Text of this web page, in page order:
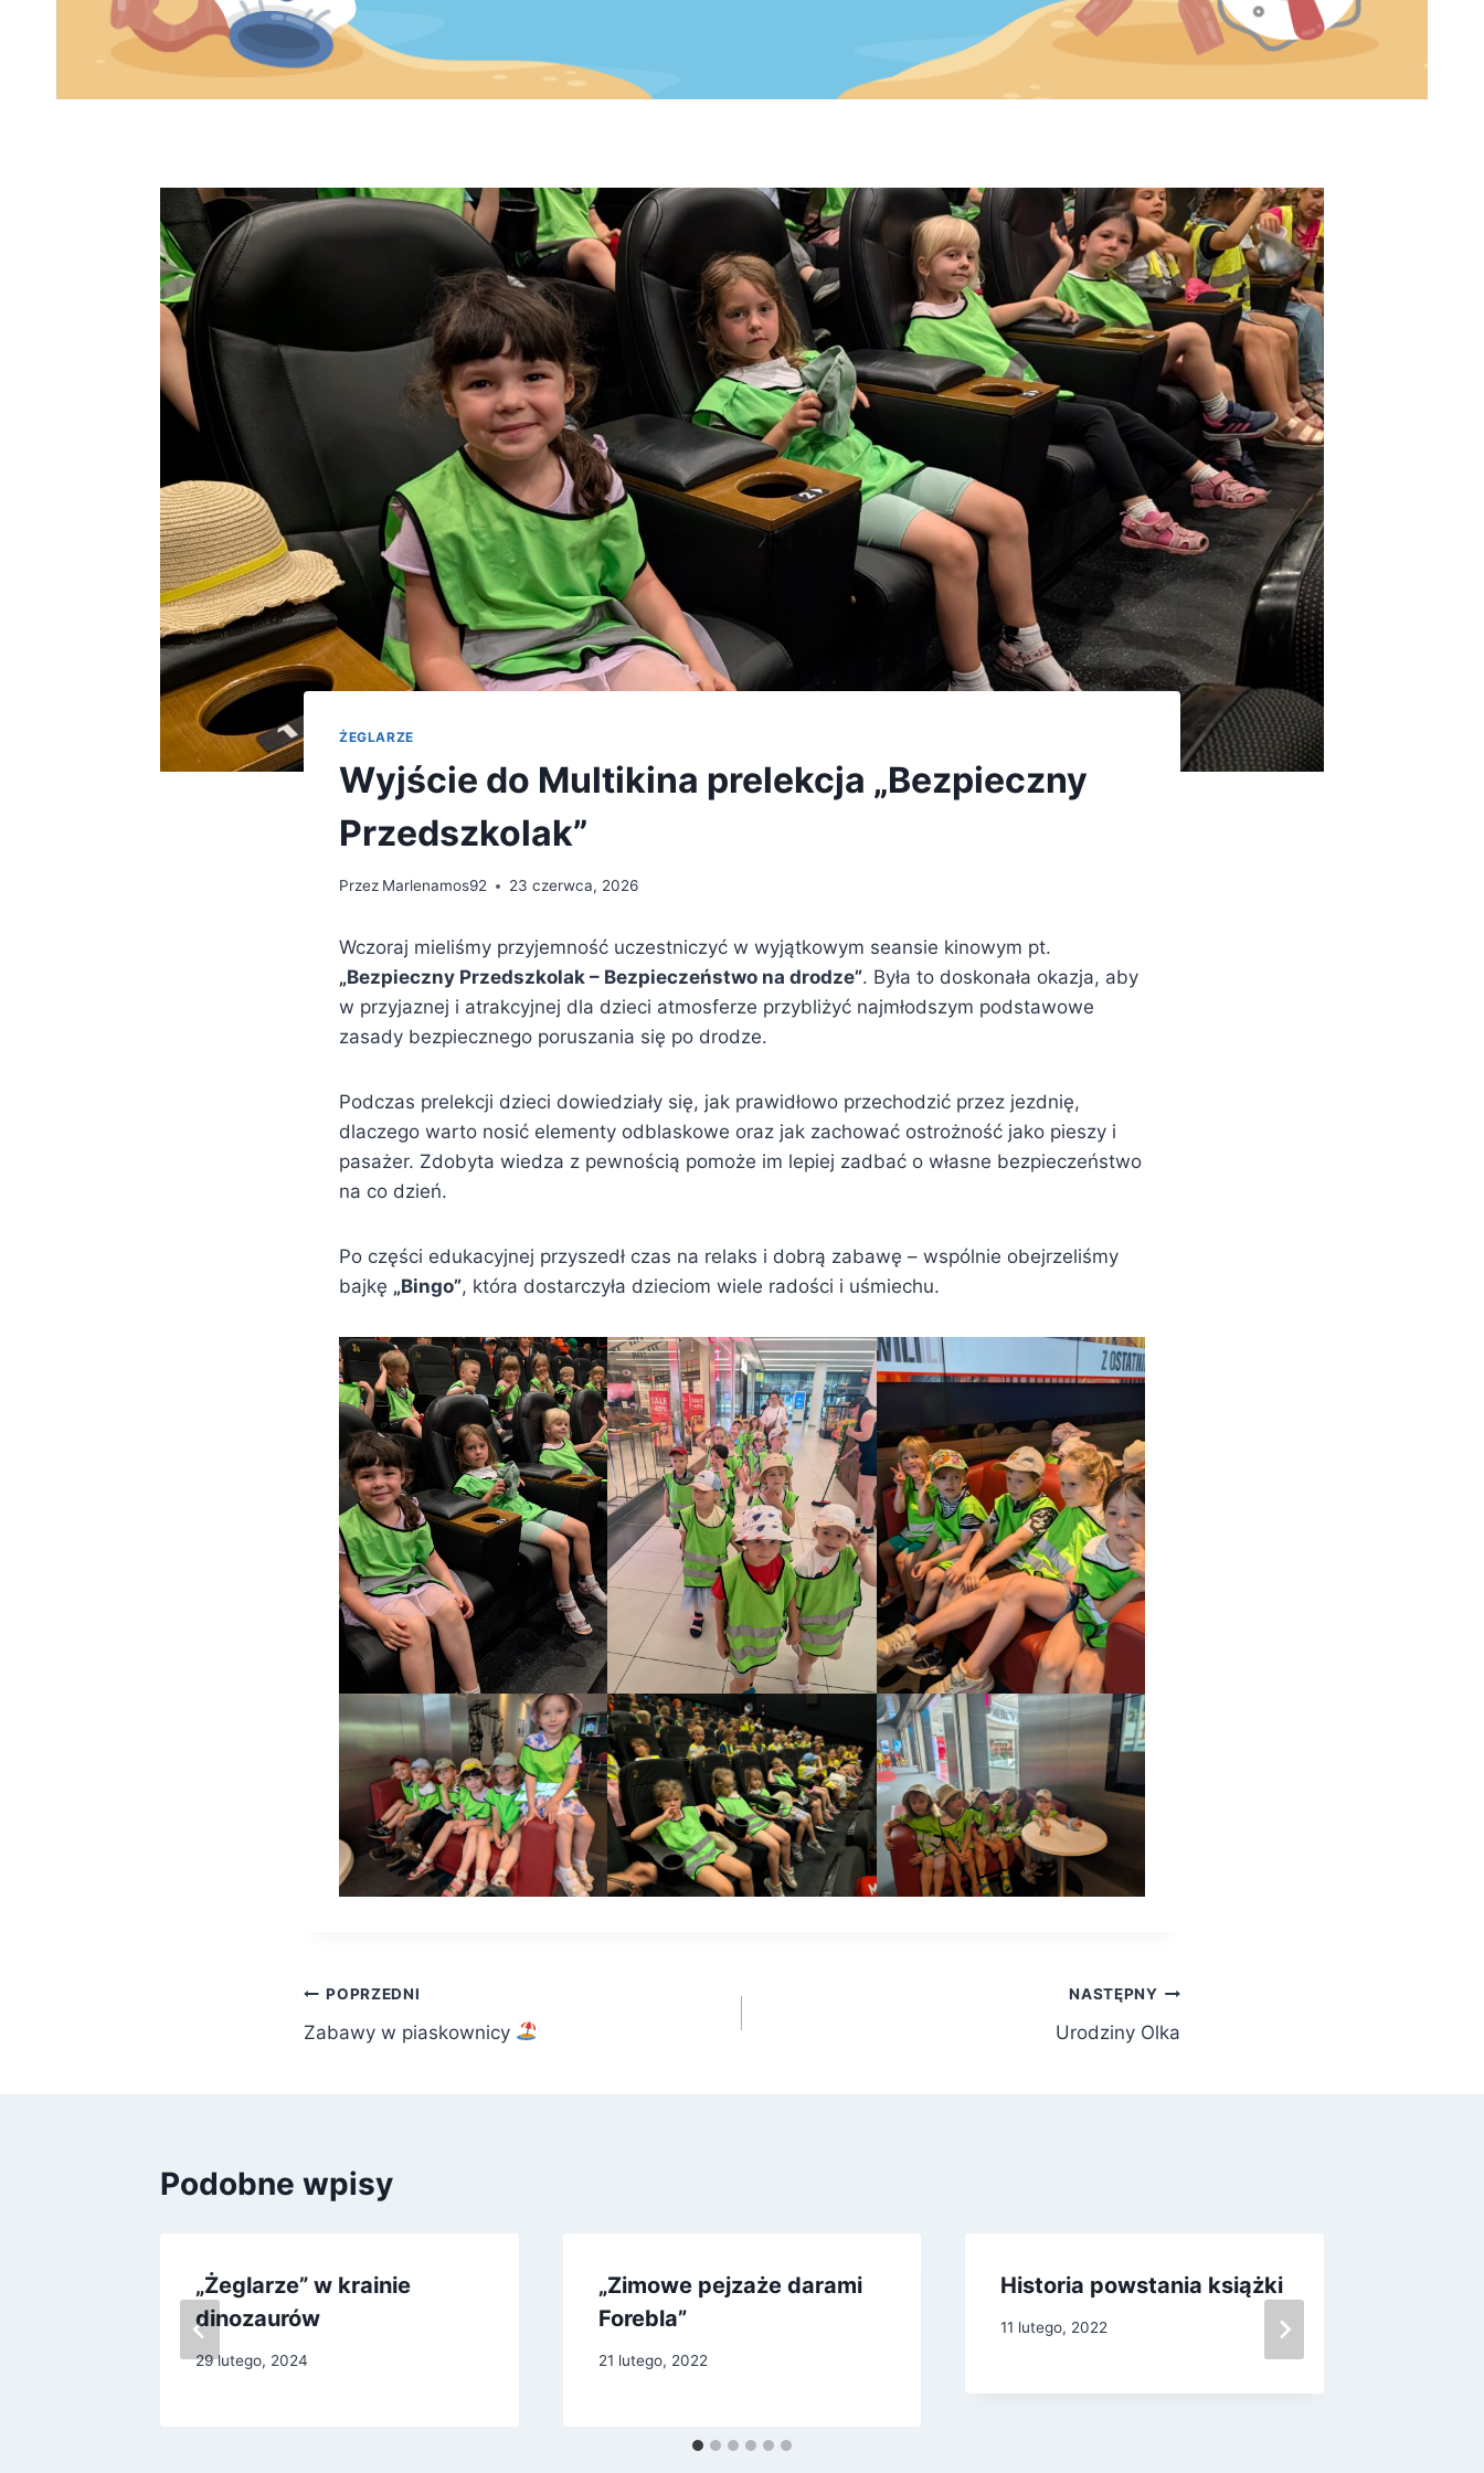
ŻEGLARZE
Wyjście do Multikina prelekcja „Bezpieczny
Przedszkolak”
Przez Marlenamos92 23 czerwca, 2026
Wczoraj mieliśmy przyjemność uczestniczyć w wyjątkowym seansie kinowym pt.
„Bezpieczny Przedszkolak – Bezpieczeństwo na drodze”. Była to doskonała okazja, aby
w przyjaznej i atrakcyjnej dla dzieci atmosferze przybliżyć najmłodszym podstawowe
zasady bezpiecznego poruszania się po drodze.
Podczas prelekcji dzieci dowiedziały się, jak prawidłowo przechodzić przez jezdnię,
dlaczego warto nosić elementy odblaskowe oraz jak zachować ostrożność jako pieszy i
pasażer. Zdobyta wiedza z pewnością pomoże im lepiej zadbać o własne bezpieczeństwo
na co dzień.
Po części edukacyjnej przyszedł czas na relaks i dobrą zabawę – wspólnie obejrzeliśmy
bajkę „Bingo”, która dostarczyła dzieciom wiele radości i uśmiechu.
Nawigacja
wpisu
POPRZEDNI
Zabawy w piaskownicy
NASTĘPNY
Urodziny Olka
Podobne wpisy
„Żeglarze” w krainie
dinozaurów
29 lutego, 2024
„Zimowe pejzaże darami
Forebla”
21 lutego, 2022
Historia powstania książki
11 lutego, 2022